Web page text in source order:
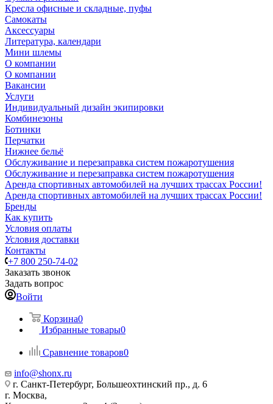
Кресла офисные и складные, пуфы
Самокаты
Аксессуары
Литература, календари
Мини шлемы
О компании
О компании
Вакансии
Услуги
Индивидуальный дизайн экипировки
Комбинезоны
Ботинки
Перчатки
Нижнее бельё
Обслуживание и перезаправка систем пожаротушения
Обслуживание и перезаправка систем пожаротушения
Аренда спортивных автомобилей на лучших трассах России!
Аренда спортивных автомобилей на лучших трассах России!
Бренды
Как купить
Условия оплаты
Условия доставки
Контакты
+7 800 250-74-02
Заказать звонок
Задать вопрос
Войти
Корзина0
Избранные товары0
Сравнение товаров0
info@shonx.ru
г. Санкт-Петербург, Большеохтинский пр., д. 6
г. Москва,